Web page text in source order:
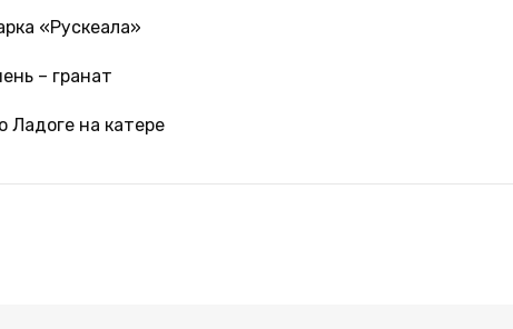
«Рускеала»
– гранат
Ладоге на катере